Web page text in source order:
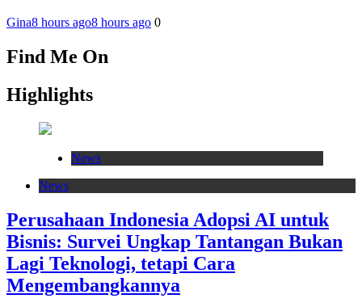
Gina8 hours ago8 hours ago 0
Find Me On
Highlights
News
News
Perusahaan Indonesia Adopsi AI untuk
Bisnis: Survei Ungkap Tantangan Bukan
Lagi Teknologi, tetapi Cara
Mengembangkannya